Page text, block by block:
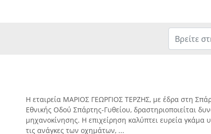
Η εταιρεία ΜΑΡΙΟΣ ΓΕΩΡΓΙΟΣ ΤΕΡΖΗΣ, με έδρα στη
Εθνικής Οδού Σπάρτης-Γυθείου, δραστηριοποιείται
μηχανοκίνησης. Η επιχείρηση καλύπτει ευρεία
τις ανάγκες των οχημάτων, ...